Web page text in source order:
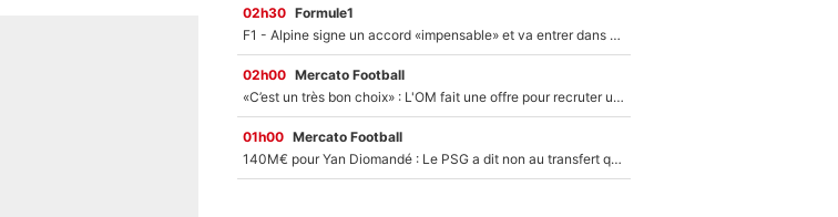
02h30 Formule1
F1 - Alpine signe un accord «impensable» et va entrer dans une nouvelle dimension : Grande nouvelle pour Pierre Gasly !
02h00 Mercato Football
«C’est un très bon choix» : L'OM fait une offre pour recruter un ancien joueur du PSG... et c'est validé dans l'After Foot !
01h00 Mercato Football
140M€ pour Yan Diomandé : Le PSG a dit non au transfert qui bat tous les records sur le mercato